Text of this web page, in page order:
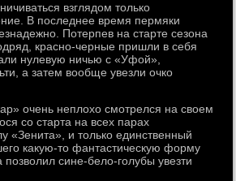
взглядом только
В последнее время пермяки
Потерпев на старте сезона
красно-черные пришли в себя
нулевую ничью с «Уфой»,
а затем вообще увезли очко
очень неплохо смотрелся на своем
со старта на всех парах
«Зенита», и только единственный
какую-то фантастическую форму
сине-бело-голубы увезти